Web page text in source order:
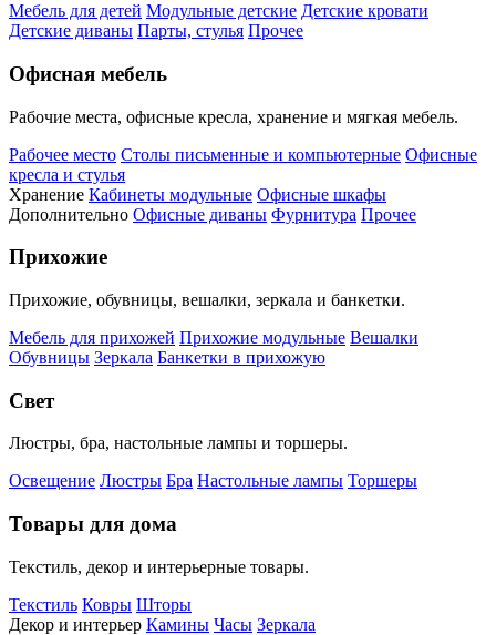
Мебель для детей Модульные детские Детские кровати
Детские диваны Парты, стулья Прочее
Офисная мебель
Рабочие места, офисные кресла, хранение и мягкая мебель.
Рабочее место Столы письменные и компьютерные Офисные
кресла и стулья
Хранение Кабинеты модульные Офисные шкафы
Дополнительно Офисные диваны Фурнитура Прочее
Прихожие
Прихожие, обувницы, вешалки, зеркала и банкетки.
Мебель для прихожей Прихожие модульные Вешалки
Обувницы Зеркала Банкетки в прихожую
Свет
Люстры, бра, настольные лампы и торшеры.
Освещение Люстры Бра Настольные лампы Торшеры
Товары для дома
Текстиль, декор и интерьерные товары.
Текстиль Ковры Шторы
Декор и интерьер Камины Часы Зеркала